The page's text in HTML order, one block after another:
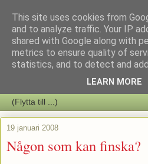
Staffars Seriers
Vi skriver om serienyheter av alla de
19 januari 2008
Någon som kan finska?
This site uses cookies from
and to analyze traffic. Your IP
shared with Google along with
metrics to ensure quality of
statistics, and to detect and
LEARN MORE